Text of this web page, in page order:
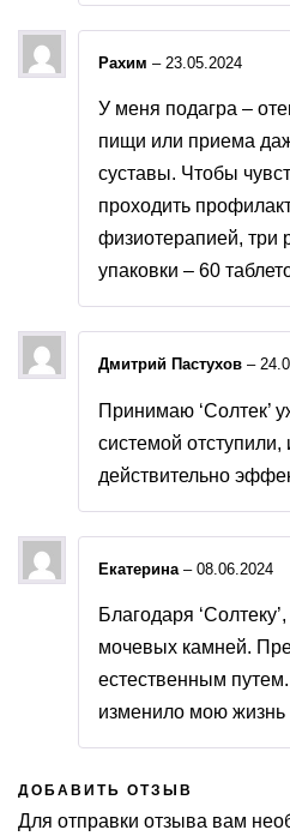
Рахим – 23.05.2024
У меня подагра –
пищи или приема
суставы. Чтобы
проходить
физиотерапией, три
упаковки – 60
Дмитрий Пастухов –
Принимаю ‘Солтек’
системой
действительно
Екатерина – 08.06.2024
Благодаря
мочевых камней.
естественным
изменило мою жизнь
ДОБАВИТЬ ОТЗЫВ
Для отправки отзыва вам